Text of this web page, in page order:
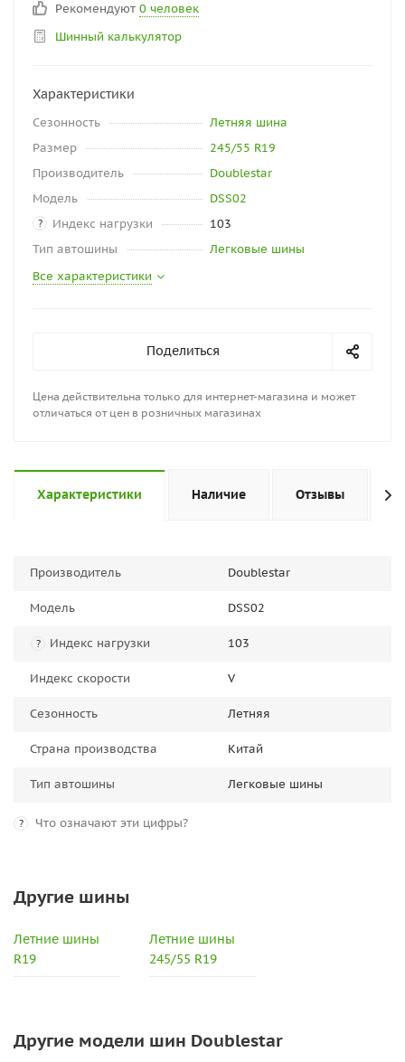
Рекомендуют 0 человек
Шинный калькулятор
Характеристики
Сезонность
Летняя шина
Размер
245/55 R19
Производитель
Doublestar
Модель
DSS02
? Индекс нагрузки
103
Тип автошины
Легковые шины
Все характеристики
Поделиться
Цена действительна только для интернет-магазина и может
отличаться от цен в розничных магазинах
Характеристики Наличие Отзывы
Производитель Doublestar
Модель DSS02
? Индекс нагрузки 103
Индекс скорости V
Сезонность Летняя
Страна производства Китай
Тип автошины Легковые шины
? Что означают эти цифры?
Другие шины
Летние шины
R19
Летние шины
245/55 R19
Другие модели шин Doublestar